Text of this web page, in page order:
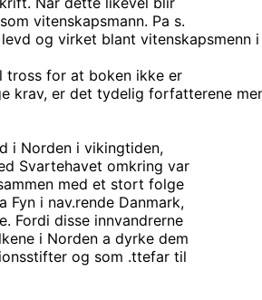
vitenskapsmann. Pa s.
og virket blant vitenskapsmenn
tross for at boken ikke er
er det tydelig forfatterene
i Norden i vikingtiden,
Svartehavet omkring var
med et stort folge
i nav.rende Danmark,
Fordi disse innvandrerne
i Norden a dyrke dem
og som .ttefar til